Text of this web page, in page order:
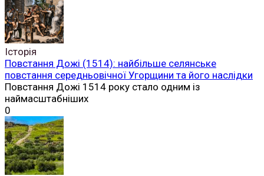
Історія
Повстання Дожі (1514): найбільше селянське
повстання середньовічної Угорщини та його наслідки
Повстання Дожі 1514 року стало одним із
наймасштабніших
0